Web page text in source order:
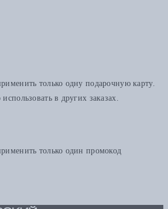
только одну подарочную карту.
в других заказах.
только один промокод